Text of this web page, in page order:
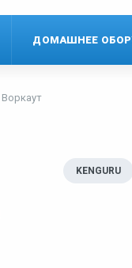
ДОМАШНЕЕ
Воркаут
KENGURU